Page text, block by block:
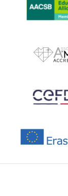
IMAGE
IMAGE
IMAGE